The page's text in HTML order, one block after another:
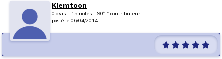
Klemtoon
0 avis - 15 notes - 90ème contributeur
posté le 06/04/2014